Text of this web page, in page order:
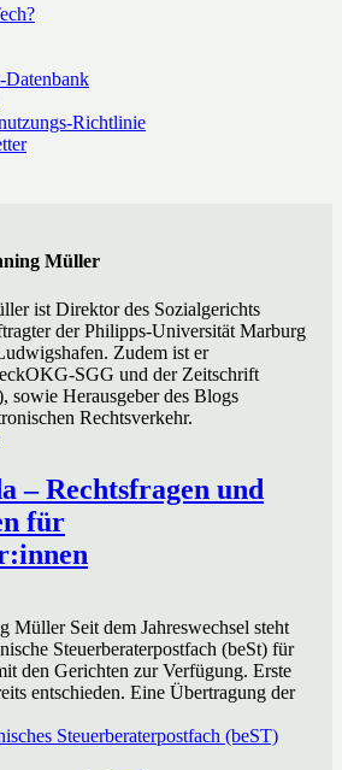
Datenbank
Richtlinie
Müller
ist Direktor des Sozialgerichts
der Philipps-Universität Marburg
Zudem ist er
SGG und der Zeitschrift
sowie Herausgeber des Blogs
Rechtsverkehr.
– Rechtsfragen und
für
Müller Seit dem Jahreswechsel steht
Steuerberaterpostfach (beSt) für
den Gerichten zur Verfügung. Erste
entschieden. Eine Übertragung der